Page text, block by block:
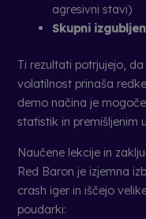
agresivni stavi)
Skupni
Ti rezultati potrjujejo,
volatilnost prinaša
demo načina je
statistik in premišljenim
Naučene lekcije in
Red Baron je izjemna
crash iger in iščejo
poudarki: